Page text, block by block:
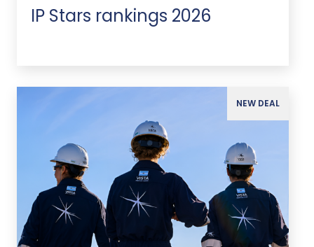
IP Stars rankings 2026
NEW DEAL